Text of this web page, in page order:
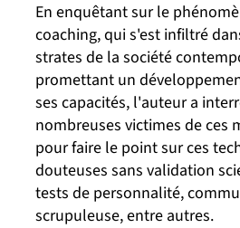
En enquêtant sur le
coaching, qui s'est infiltré
strates de la société
promettant un
ses capacités, l'auteur a
nombreuses victimes de ces
pour faire le point sur ces
douteuses sans validation
tests de personnalité,
scrupuleuse, entre autres.